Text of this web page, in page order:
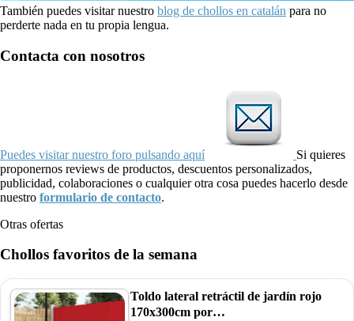
También puedes visitar nuestro blog de chollos en catalán para no
perderte nada en tu propia lengua.
Contacta con nosotros
Puedes visitar nuestro foro pulsando aquí
Si quieres
proponernos reviews de productos, descuentos personalizados,
publicidad, colaboraciones o cualquier otra cosa puedes hacerlo desde
nuestro formulario de contacto.
Otras ofertas
Chollos favoritos de la semana
Toldo lateral retráctil de jardín rojo
170x300cm por…